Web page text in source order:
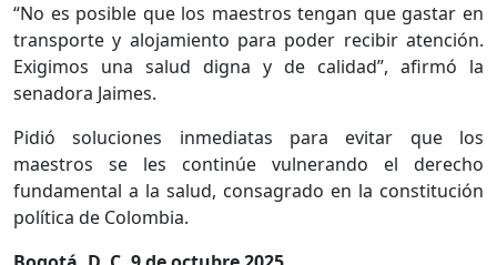
“No es posible que los maestros tengan que gastar en
transporte y alojamiento para poder recibir atención.
Exigimos una salud digna y de calidad”, afirmó la
senadora Jaimes.
Pidió soluciones inmediatas para evitar que los
maestros se les continúe vulnerando el derecho
fundamental a la salud, consagrado en la constitución
política de Colombia.